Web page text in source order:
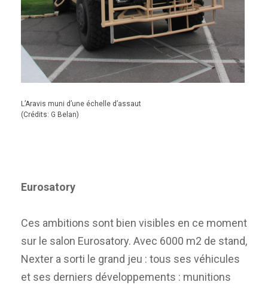
L’Aravis muni d’une échelle d’assaut
(Crédits: G Belan)
Eurosatory
Ces ambitions sont bien visibles en ce moment
sur le salon Eurosatory. Avec 6000 m2 de stand,
Nexter a sorti le grand jeu : tous ses véhicules
et ses derniers développements : munitions